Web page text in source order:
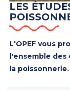
LES
L'OPEF vous
l'ensemble
la poissonnerie.